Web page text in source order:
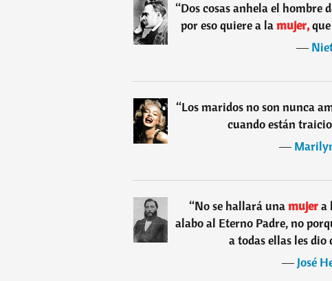
“Dos cosas anhela el hombre
por eso quiere a lamujer,que
―
“Los maridos no son nunca
cuando están
―
“No se hallará unamujera
alabo al Eterno Padre, no
a todas ellas les dio
―José